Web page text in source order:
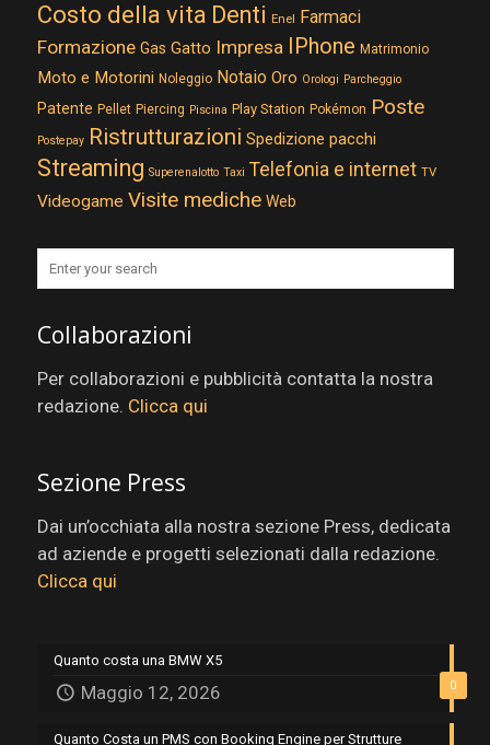
Costo della vita Denti Enel Farmaci
Formazione Gas Gatto Impresa IPhone Matrimonio
Moto e Motorini Noleggio Notaio Oro Orologi Parcheggio
Patente Pellet Piercing Piscina Play Station Pokémon Poste
Postepay Ristrutturazioni Spedizione pacchi
Streaming Superenalotto Taxi Telefonia e internet TV
Videogame Visite mediche Web
Collaborazioni
Per collaborazioni e pubblicità contatta la nostra
redazione. Clicca qui
Sezione Press
Dai un’occhiata alla nostra sezione Press, dedicata
ad aziende e progetti selezionati dalla redazione.
Clicca qui
0
Quanto costa una BMW X5
Maggio 12, 2026
Quanto Costa un PMS con Booking Engine per Strutture